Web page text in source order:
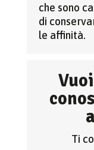
che sono
di
le affinità.
Ti